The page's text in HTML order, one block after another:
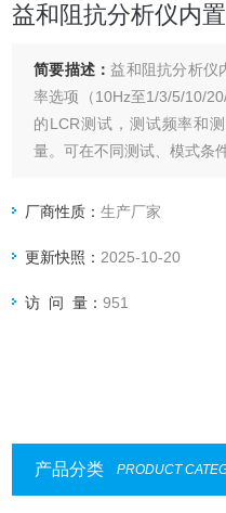
益和阻抗分析仪内
简要描述：益和阻抗分析仪
率选项（10Hz至1/3/5/10/
的LCR测试，测试频率和
量。可在不同测试、模式条
厂商性质：生产厂家
更新快照： 2025-10-20
访 问 量：951
产品分类 PRODUCT